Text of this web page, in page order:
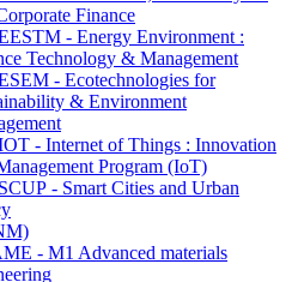
Finance
- Energy Environment :
Technology & Management
- Ecotechnologies for
& Environment
- Internet of Things : Innovation
Program (IoT)
- Smart Cities and Urban
- M1 Advanced materials